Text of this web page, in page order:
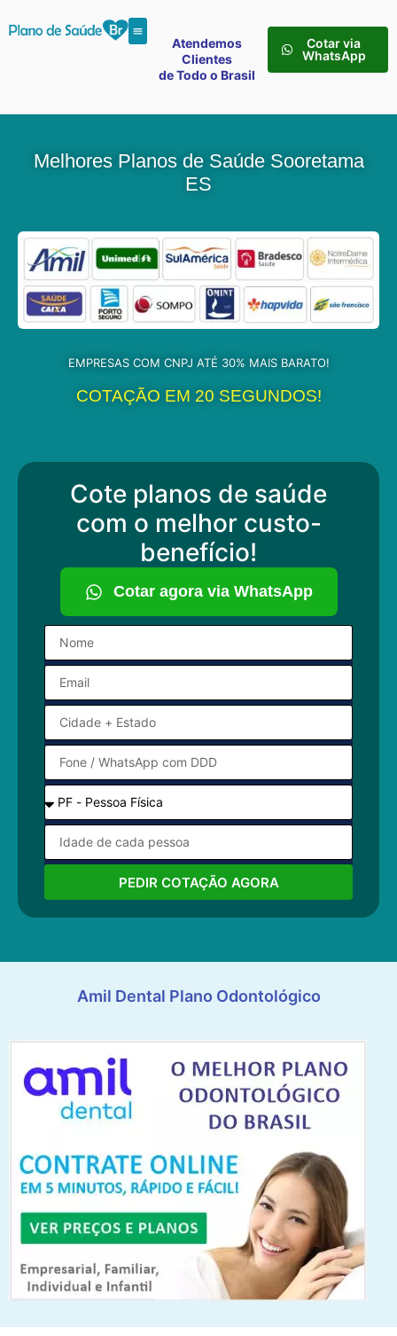
Atendemos
Clientes
de Todo o Brasil
Cotar via
WhatsApp
Melhores Planos de Saúde Sooretama
ES
EMPRESAS COM CNPJ ATÉ 30% MAIS BARATO!
COTAÇÃO EM 20 SEGUNDOS!
Cote planos de saúde
com o melhor custo-
benefício!
Cotar agora via WhatsApp
PEDIR COTAÇÃO AGORA
Amil Dental Plano Odontológico